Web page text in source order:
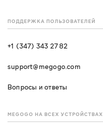
ПОДДЕРЖКА ПОЛЬЗОВАТЕЛЕЙ
+1 (347) 343 27 82
support@megogo.com
Вопросы и ответы
MEGOGO НА ВСЕХ УСТРОЙСТВАХ